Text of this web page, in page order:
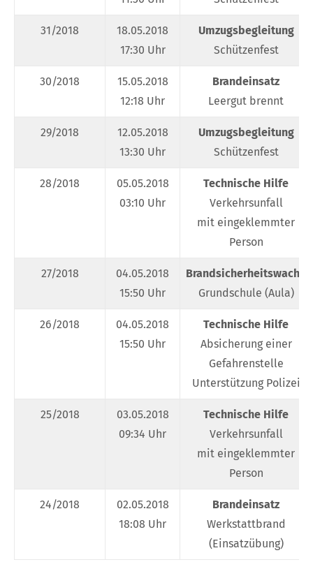
31/2018
18.05.2018
17:30 Uhr
Umzugsbegleitung
Schützenfest
30/2018
15.05.2018
12:18 Uhr
Brandeinsatz
Leergut brennt
29/2018
12.05.2018
13:30 Uhr
Umzugsbegleitung
Schützenfest
28/2018
05.05.2018
03:10 Uhr
Technische Hilfe
Verkehrsunfall
mit eingeklemmter
Person
27/2018
04.05.2018
15:50 Uhr
Brandsicherheitswache
Grundschule (Aula)
26/2018
04.05.2018
15:50 Uhr
Technische Hilfe
Absicherung einer
Gefahrenstelle
Unterstützung Polizei
25/2018
03.05.2018
09:34 Uhr
Technische Hilfe
Verkehrsunfall
mit eingeklemmter
Person
24/2018
02.05.2018
18:08 Uhr
Brandeinsatz
Werkstattbrand
(Einsatzübung)